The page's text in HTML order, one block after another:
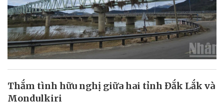
Thắm tình hữu nghị giữa hai tỉnh Đắk Lắk và
Mondulkiri